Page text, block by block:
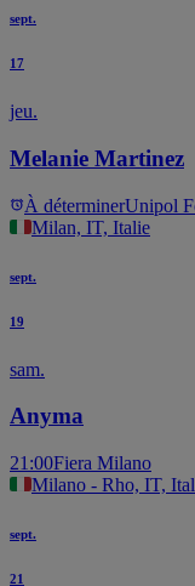
sept.
17
jeu.
Melanie Martinez
À déterminerUnipol
Milan, IT, Italie
sept.
19
sam.
Anyma
21:00Fiera Milano
Milano - Rho, IT,
sept.
21